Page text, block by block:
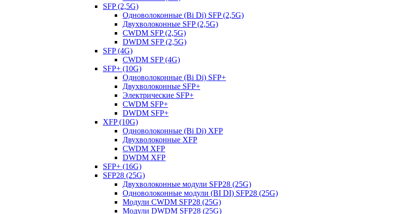
SFP (2,5G)
Одноволоконные (Bi Di) SFP (2,5G)
Двухволоконные SFP (2,5G)
CWDM SFP (2,5G)
DWDM SFP (2,5G)
SFP (4G)
CWDM SFP (4G)
SFP+ (10G)
Одноволоконные (Bi Di) SFP+
Двухволоконные SFP+
Электрические SFP+
CWDM SFP+
DWDM SFP+
XFP (10G)
Одноволоконные (Bi Di) XFP
Двухволоконные XFP
CWDM XFP
DWDM XFP
SFP+ (16G)
SFP28 (25G)
Двухволоконные модули SFP28 (25G)
Одноволоконные модули (BI DI) SFP28 (25G)
Модули CWDM SFP28 (25G)
Модули DWDM SFP28 (25G)